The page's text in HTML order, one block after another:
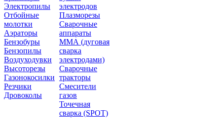
Электропилы
Отбойные
молотки
Аэраторы
Бензобуры
Бензопилы
Воздуходувки
Высоторезы
Газонокосилки
Резчики
Дровоколы
электродов
Плазморезы
Сварочные
аппараты
ММА (дуговая
сварка
электродами)
Сварочные
тракторы
Смесители
газов
Точечная
сварка (SPOT)